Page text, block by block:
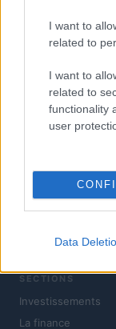
I want to
related to
I want to
related to
functionality
user
Data
Optimiser les
Investirmag, le
SECTIONS
Investissements
La finance